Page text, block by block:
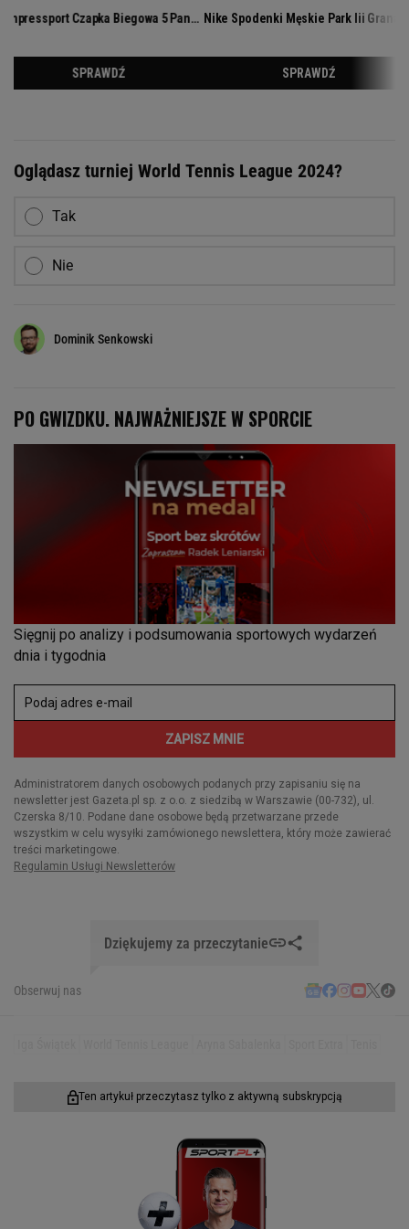
Oglądasz turniej World Tennis League 2024?
Tak
Nie
Dominik Senkowski
Dziękujemy za przeczytanie
Obserwuj nas